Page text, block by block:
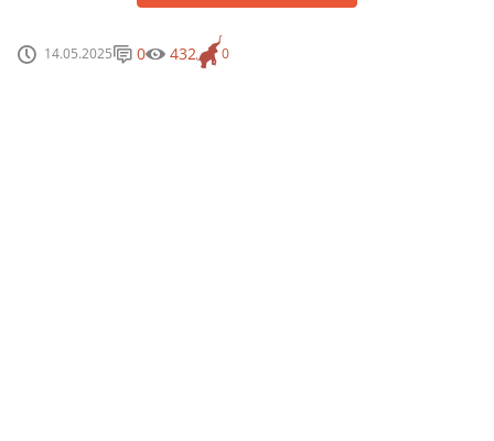
14.05.2025 0
0 432